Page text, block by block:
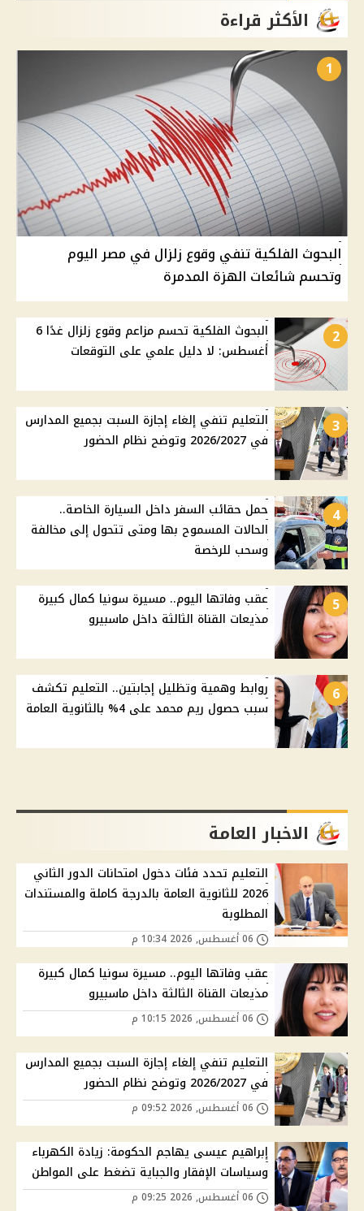
الأكثر قراءة
1
البحوث الفلكية تنفي وقوع زلزال في مصر اليوم
وتحسم شائعات الهزة المدمرة
2
البحوث الفلكية تحسم مزاعم وقوع زلزال غدًا 6
أغسطس: لا دليل علمي على التوقعات
3
التعليم تنفي إلغاء إجازة السبت بجميع المدارس
في 2026/2027 وتوضح نظام الحضور
4
حمل حقائب السفر داخل السيارة الخاصة..
الحالات المسموح بها ومتى تتحول إلى مخالفة
وسحب للرخصة
5
عقب وفاتها اليوم.. مسيرة سونيا كمال كبيرة
مذيعات القناة الثالثة داخل ماسبيرو
6
روابط وهمية وتظليل إجابتين.. التعليم تكشف
سبب حصول ريم محمد على 4% بالثانوية العامة
الاخبار العامة
التعليم تحدد فئات دخول امتحانات الدور الثاني
2026 للثانوية العامة بالدرجة كاملة والمستندات
المطلوبة
عقب وفاتها اليوم.. مسيرة سونيا كمال كبيرة
مذيعات القناة الثالثة داخل ماسبيرو
التعليم تنفي إلغاء إجازة السبت بجميع المدارس
في 2026/2027 وتوضح نظام الحضور
إبراهيم عيسى يهاجم الحكومة: زيادة الكهرباء
وسياسات الإفقار والجباية تضغط على المواطن